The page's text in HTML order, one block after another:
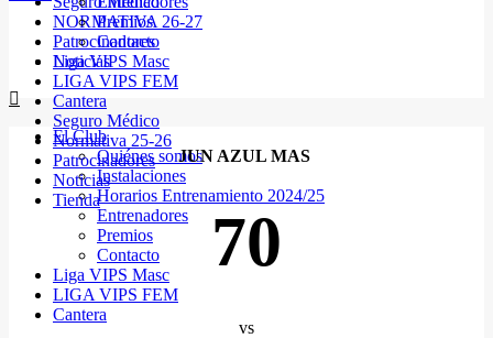
NORMATIVA 26-27
Patrocinadores
Noticias
El Club
Quiénes somos
Instalaciones
Horarios Entrenamiento 2024/25
Entrenadores
Premios
Contacto
Liga VIPS Masc
LIGA VIPS FEM
Cantera
Premios
Contacto
Liga VIPS Masc
LIGA VIPS FEM
Cantera
Seguro Médico
Normativa 25-26
Patrocinadores
Noticias
Tienda
JUN AZUL MAS
70
vs